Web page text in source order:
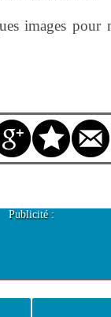
images pour
Publicité :